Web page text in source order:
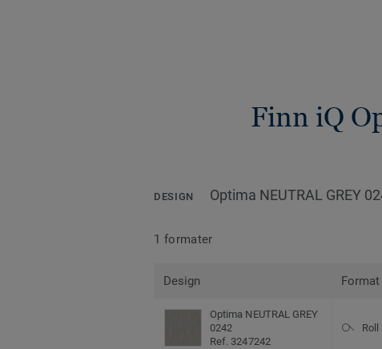
Finn iQ
DESIGN Optima NEUTRAL GREY
1 formater
Design Format
Optima NEUTRAL GREY
0242
Ref. 3247242
Roll